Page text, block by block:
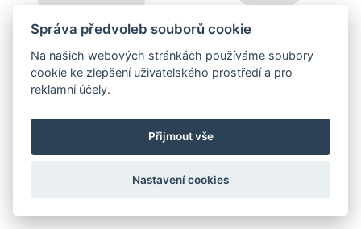
Více informací Více informací
Správa předvoleb souborů cookie
Na našich webových stránkách používáme soubory
cookie ke zlepšení uživatelského prostředí a pro
reklamní účely.
Přijmout vše
Nastavení cookies